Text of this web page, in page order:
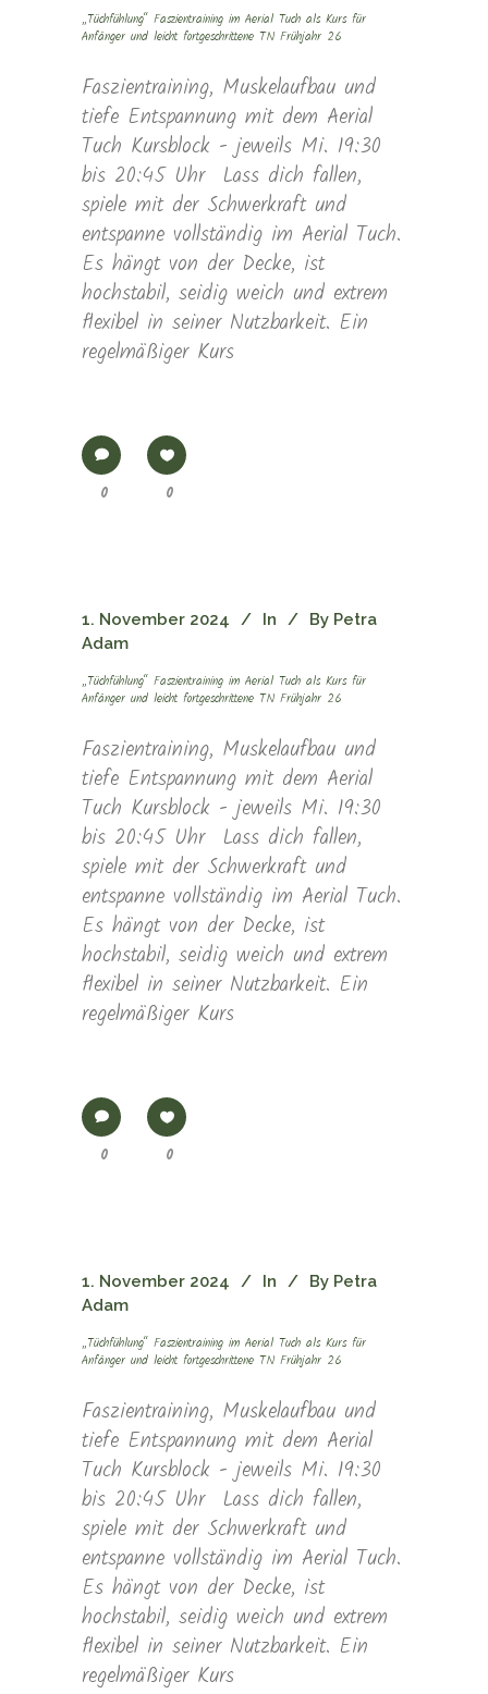
„Tüchfühlung“ Faszientraining im Aerial Tuch als Kurs für
Anfänger und leicht fortgeschrittene TN Frühjahr 26
Faszientraining, Muskelaufbau und
tiefe Entspannung mit dem Aerial
Tuch Kursblock - jeweils Mi. 19:30
bis 20:45 Uhr Lass dich fallen,
spiele mit der Schwerkraft und
entspanne vollständig im Aerial Tuch.
Es hängt von der Decke, ist
hochstabil, seidig weich und extrem
flexibel in seiner Nutzbarkeit. Ein
regelmäßiger Kurs
0 0
1. November 2024 In By Petra
Adam
„Tüchfühlung“ Faszientraining im Aerial Tuch als Kurs für
Anfänger und leicht fortgeschrittene TN Frühjahr 26
Faszientraining, Muskelaufbau und
tiefe Entspannung mit dem Aerial
Tuch Kursblock - jeweils Mi. 19:30
bis 20:45 Uhr Lass dich fallen,
spiele mit der Schwerkraft und
entspanne vollständig im Aerial Tuch.
Es hängt von der Decke, ist
hochstabil, seidig weich und extrem
flexibel in seiner Nutzbarkeit. Ein
regelmäßiger Kurs
0 0
1. November 2024 In By Petra
Adam
„Tüchfühlung“ Faszientraining im Aerial Tuch als Kurs für
Anfänger und leicht fortgeschrittene TN Frühjahr 26
Faszientraining, Muskelaufbau und
tiefe Entspannung mit dem Aerial
Tuch Kursblock - jeweils Mi. 19:30
bis 20:45 Uhr Lass dich fallen,
spiele mit der Schwerkraft und
entspanne vollständig im Aerial Tuch.
Es hängt von der Decke, ist
hochstabil, seidig weich und extrem
flexibel in seiner Nutzbarkeit. Ein
regelmäßiger Kurs